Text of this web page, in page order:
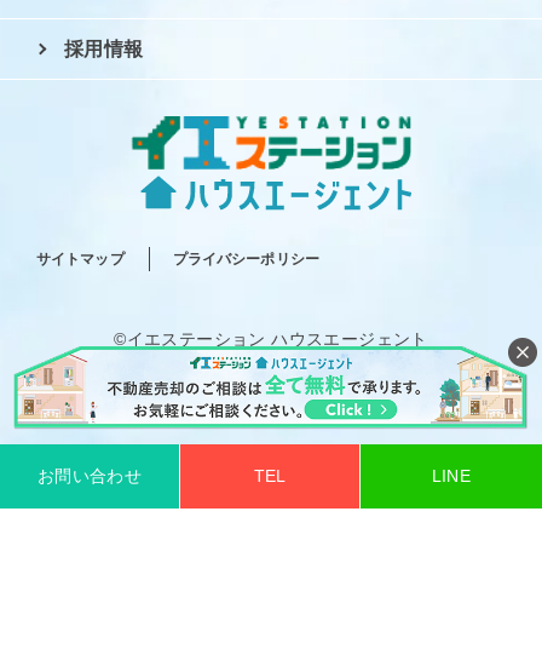
サイトマップ プライバシーポリシー
採用情報
©イエステーション ハウスエージェント
All rights reserved.
お問い合わせ TEL LINE